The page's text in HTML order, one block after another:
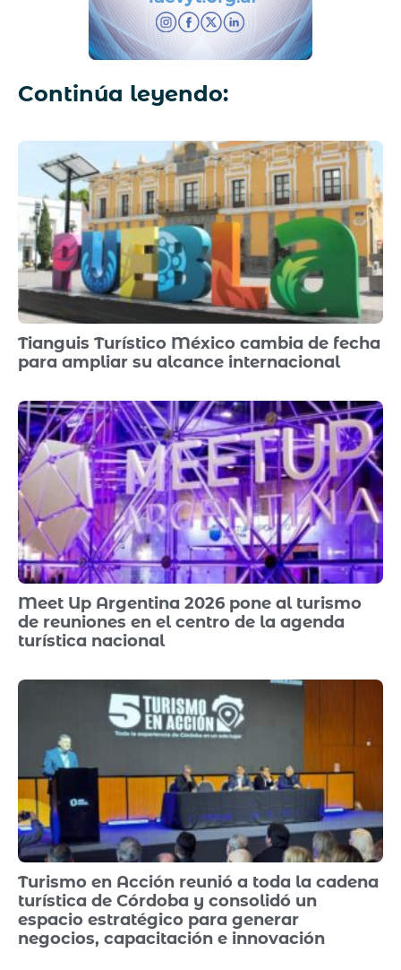
Continúa leyendo:
Tianguis Turístico México cambia de fecha
para ampliar su alcance internacional
Meet Up Argentina 2026 pone al turismo
de reuniones en el centro de la agenda
turística nacional
Turismo en Acción reunió a toda la cadena
turística de Córdoba y consolidó un
espacio estratégico para generar
negocios, capacitación e innovación